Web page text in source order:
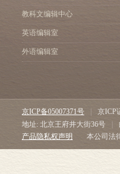
教科文编辑中心
英语编辑室
外语编辑室
京ICP备05007371号 京ICP
地址: 北京王府井大街36号
产品隐私权声明
本公司法